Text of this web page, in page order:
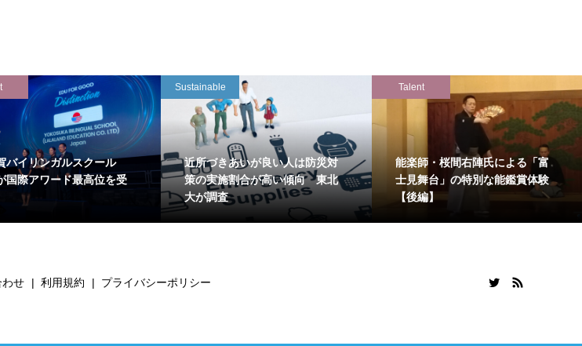
バイリンガルスクール
国際アワード最高位を受
Sustainable
近所づきあいが良い人は防災対
策の実施割合が高い傾向 東北
大が調査
Talent
能楽師・桜間右陣氏による「富
士見舞台」の特別な能鑑賞体験
【後編】
わせ 利用規約 プライバシーポリシー